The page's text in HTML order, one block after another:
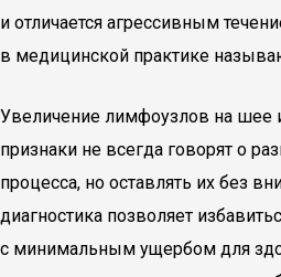
и отличается агрессивным
в медицинской практике
Увеличение лимфоузлов на шее
признаки не всегда говорят о
процесса, но оставлять их без
диагностика позволяет
с минимальным ущербом для